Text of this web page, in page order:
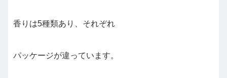
香りは5種類あり、それぞれ
パッケージが違っています。